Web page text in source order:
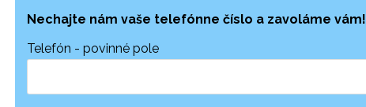
Nechajte nám vaše telefónne číslo a zavoláme vám!
Telefón - povinné pole